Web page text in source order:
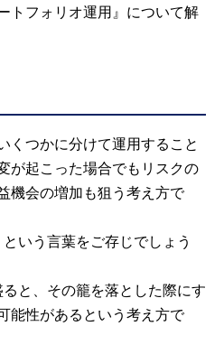
トフォリオ運用』について解
くつかに分けて運用すること
が起こった場合でもリスクの
機会の増加も狙う考え方で
という言葉をご存じでしょう
と、その籠を落とした際にす
能性があるという考え方で